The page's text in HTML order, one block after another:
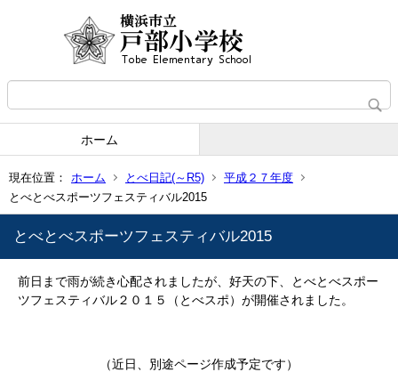
ホーム
現在位置： ホーム とべ日記(～R5)
平成２７年度
とべとべスポーツフェスティバル2015
とべとべスポーツフェスティバル2015
前日まで雨が続き心配されましたが、好天の下、とべとべスポー
ツフェスティバル２０１５（とべスポ）が開催されました。
（近日、別途ページ作成予定です）